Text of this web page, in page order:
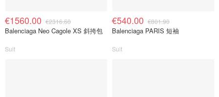
€1560.00 €2316.60
Balenciaga Neo Cagole XS 斜挎包
Suit
€540.00 €801.90
Balenciaga PARIS 短袖
Suit